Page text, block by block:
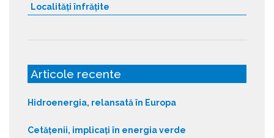
Localități înfrățite
Articole recente
Hidroenergia, relansată în Europa
Cetățenii, implicați în energia verde